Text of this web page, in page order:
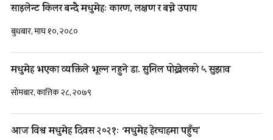
साइलेन्ट किलर बन्दै मधुमेहः कारण, लक्षण र बच्ने उपाय
बुधबार, माघ १०, २०८०
मधुमेह भएका व्यक्तिले भूल्न नहुने डा. सुनिल पोख्रेलको ५ सुझाव
सोमबार, कात्तिक २८, २०७९
आज विश्व मधुमेह दिवस २०२१ः ‘मधुमेह हेरचाहमा पहुँच’